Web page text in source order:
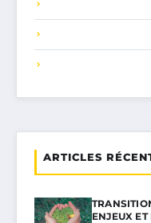
ARTICLES
ENJEUX